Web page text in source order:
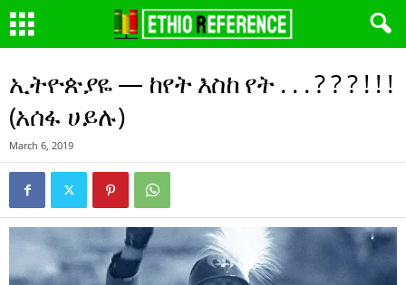
ኢትዮጵያዬ — ከየት እስከ የት . . . ? ? ? ! ! !
(አሰፋ ሀይሉ)
March 6, 2019